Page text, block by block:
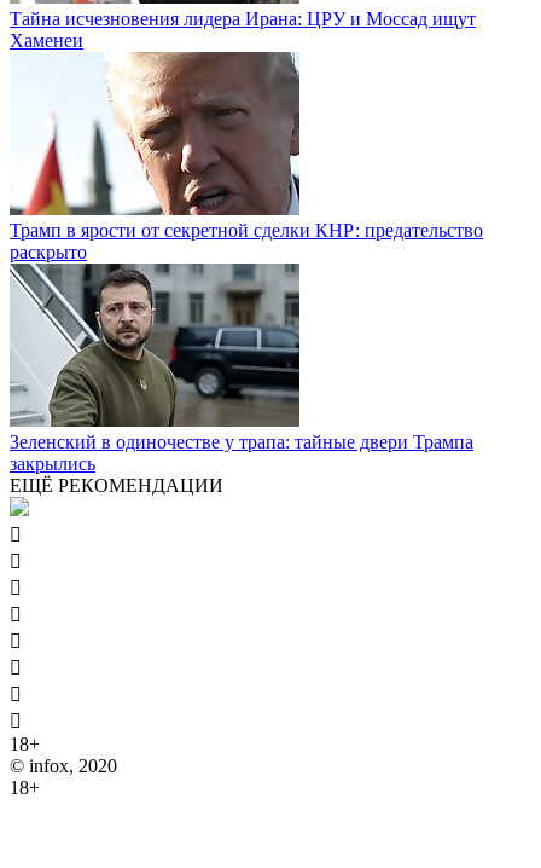
Тайна исчезновения лидера Ирана: ЦРУ и Моссад ищут
Хаменеи
Трамп в ярости от секретной сделки КНР: предательство
раскрыто
Зеленский в одиночестве у трапа: тайные двери Трампа
закрылись
ЕЩЁ РЕКОМЕНДАЦИИ








18+
© infox, 2020
18+